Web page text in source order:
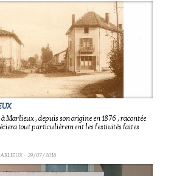
Marlieux , depuis son origine en 1876 , racontée
tout particulièrement les festivités faites
- 29/07/2016